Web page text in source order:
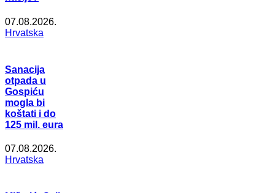
07.08.2026.
Hrvatska
Sanacija
otpada u
Gospiću
mogla bi
koštati i do
125 mil. eura
07.08.2026.
Hrvatska